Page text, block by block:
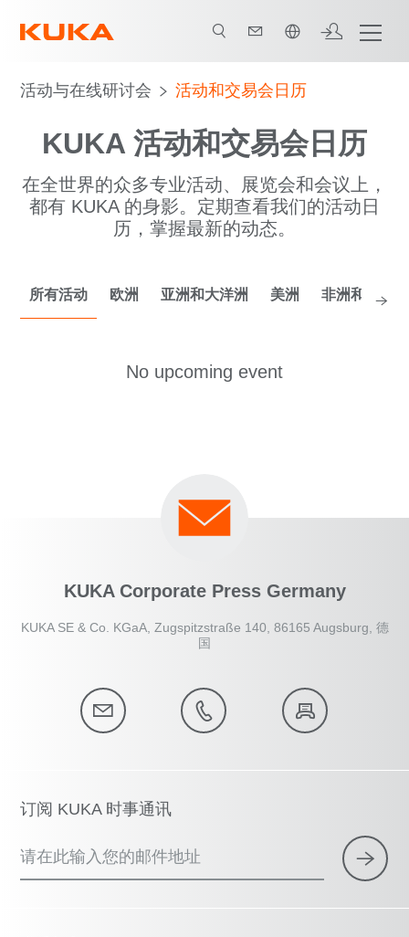
中文 / Chinese
活动与在线研讨会 活动和交易会日历
KUKA 活动和交易会日历
在全世界的众多专业活动、展览会和会议上，
都有 KUKA 的身影。定期查看我们的活动日
历，掌握最新的动态。
所有活动 欧洲 亚洲和大洋洲 美洲 非洲和中东
No upcoming event
KUKA Corporate Press Germany
KUKA SE & Co. KGaA, Zugspitzstraße 140, 86165 Augsburg, 德
国
订阅 KUKA 时事通讯
请在此输入您的邮件地址